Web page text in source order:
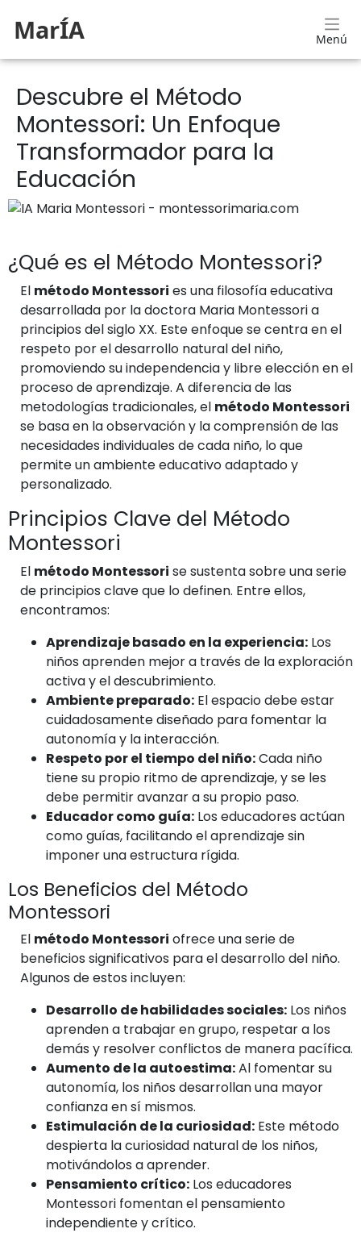
MarÍA Menú
Descubre el Método
Montessori: Un Enfoque
Transformador para la
Educación
¿Qué es el Método Montessori?
El método Montessori es una filosofía educativa
desarrollada por la doctora Maria Montessori a
principios del siglo XX. Este enfoque se centra en el
respeto por el desarrollo natural del niño,
promoviendo su independencia y libre elección en el
proceso de aprendizaje. A diferencia de las
metodologías tradicionales, el método Montessori
se basa en la observación y la comprensión de las
necesidades individuales de cada niño, lo que
permite un ambiente educativo adaptado y
personalizado.
Principios Clave del Método
Montessori
El método Montessori se sustenta sobre una serie
de principios clave que lo definen. Entre ellos,
encontramos:
Aprendizaje basado en la experiencia: Los
niños aprenden mejor a través de la exploración
activa y el descubrimiento.
Ambiente preparado: El espacio debe estar
cuidadosamente diseñado para fomentar la
autonomía y la interacción.
Respeto por el tiempo del niño:Cada niño
tiene su propio ritmo de aprendizaje, y se les
debe permitir avanzar a su propio paso.
Educador como guía: Los educadores actúan
como guías, facilitando el aprendizaje sin
imponer una estructura rígida.
Los Beneficios del Método
Montessori
El método Montessori ofrece una serie de
beneficios significativos para el desarrollo del niño.
Algunos de estos incluyen:
Desarrollo de habilidades sociales: Los niños
aprenden a trabajar en grupo, respetar a los
demás y resolver conflictos de manera pacífica.
Aumento de la autoestima:Al fomentar su
autonomía, los niños desarrollan una mayor
confianza en sí mismos.
Estimulación de la curiosidad: Este método
despierta la curiosidad natural de los niños,
motivándolos a aprender.
Pensamiento crítico: Los educadores
Montessori fomentan el pensamiento
independiente y crítico.